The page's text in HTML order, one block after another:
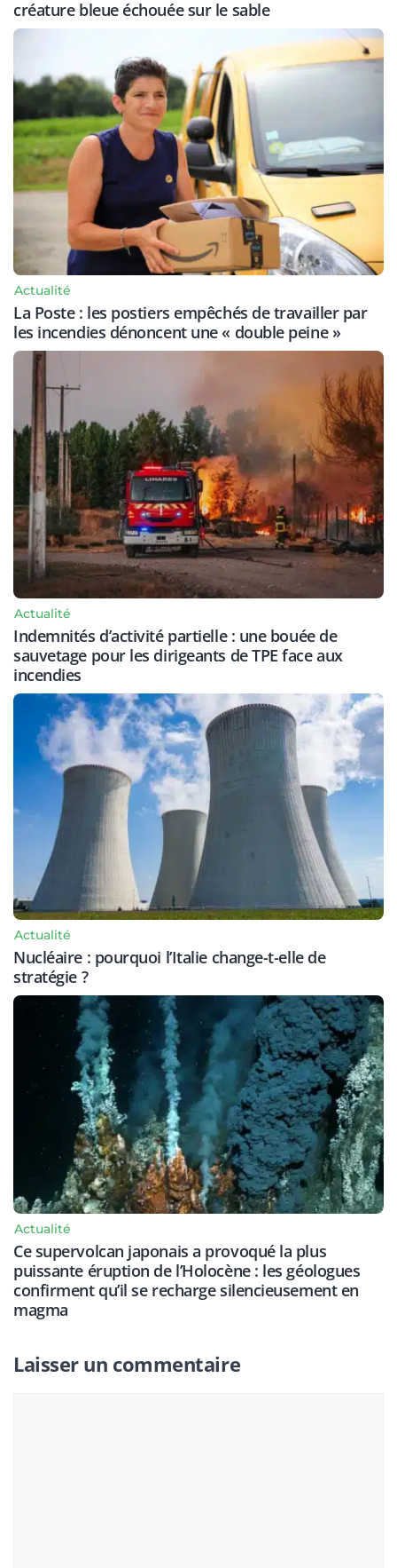
créature bleue échouée sur le sable
Actualité
La Poste : les postiers empêchés de travailler par
les incendies dénoncent une « double peine »
Actualité
Indemnités d’activité partielle : une bouée de
sauvetage pour les dirigeants de TPE face aux
incendies
Actualité
Nucléaire : pourquoi l’Italie change-t-elle de
stratégie ?
Actualité
Ce supervolcan japonais a provoqué la plus
puissante éruption de l’Holocène : les géologues
confirment qu’il se recharge silencieusement en
magma
Laisser un commentaire